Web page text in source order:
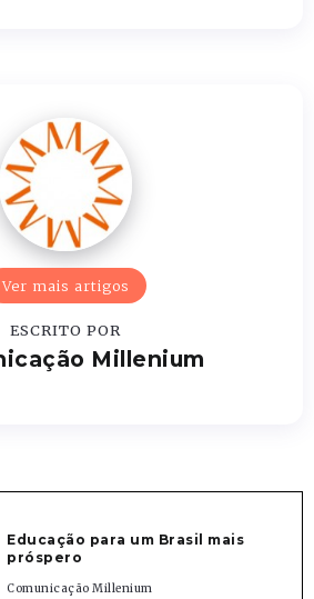
Ver mais artigos
ESCRITO POR
Millenium
Educação para um Brasil mais
próspero
Comunicação Millenium